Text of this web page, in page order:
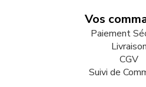
Vos
Paiement
Livraison
CGV
Suivi de